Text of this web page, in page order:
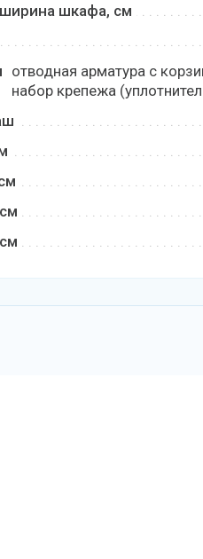
шкафа, см
отводная арматура с
набор крепежа
см